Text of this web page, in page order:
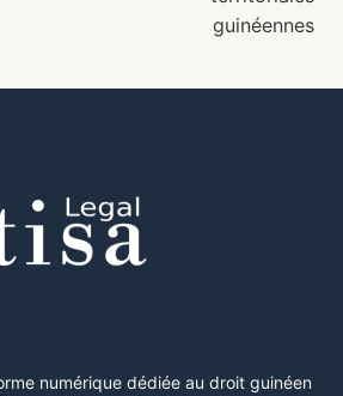
guinéennes
numérique dédiée au droit guinéen